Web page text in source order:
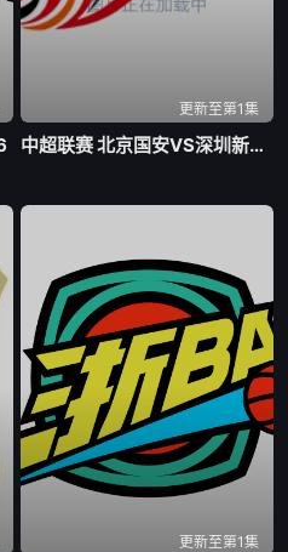
更新至第1集
中超联赛 北京国安VS深圳新鹏城20260807
更新至第1集